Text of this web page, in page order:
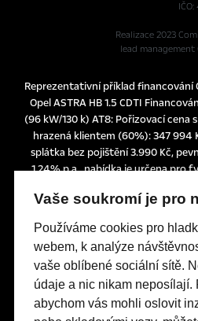
Realizace 2023
lead management
Reprezentativní příklad financování
Opel ASTRA HB 1.5 CDTI
(96 kW/130 k) AT8: Pořizovací cena
hrazená klientem (60%): 347 994
splátka bez pojištění 3.990 Kč,
1,24% p.a., nabídka je určena pro
Tato nabídka je pouze indikativní,
smlouvy a nelze z ní proto
uskutečnit
Poskytovatelem financování je
Želetavská 1525/1, 140 10
Vaše soukromí je pro
Používáme cookies pro
webem, k analýze
vaše oblíbené sociální sítě.
údaje a nic nikam neposílají.
abychom vás mohli oslovit